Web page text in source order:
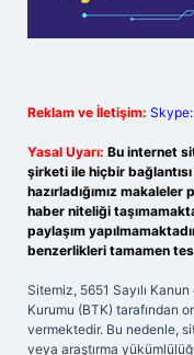
Reklam ve İletişim:
Yasal Uyarı: Bu internet
şirketi ile hiçbir
hazırladığımız
haber niteliği
paylaşım
benzerlikleri tamamen
Sitemiz, 5651 Sayılı
Kurumu (BTK) tarafından
vermektedir. Bu nedenle,
veya araştırma